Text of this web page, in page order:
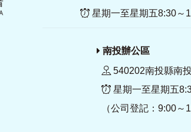
星期一至星期五8:30～
南投辦公區
540202南投縣南
星期一至星期五
（公司登記：9:00～